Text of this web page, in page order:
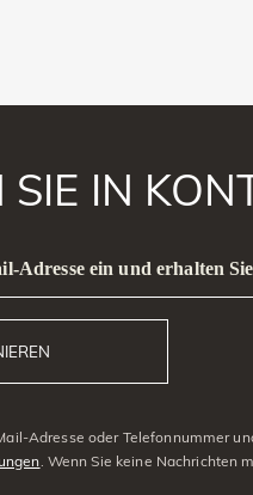
SIE IN
Adresse ein und erhalten
Adresse oder Telefonnummer
. Wenn Sie keine Nachrichten